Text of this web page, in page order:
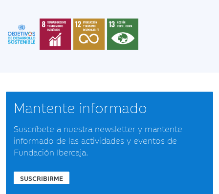
Mantente informado
Suscríbete a nuestra newsletter y mantente
informado de las actividades y eventos de
Fundación Ibercaja.
SUSCRIBIRME